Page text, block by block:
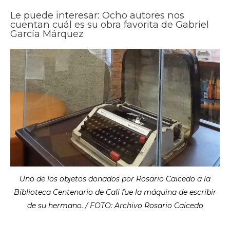
Le puede interesar: Ocho autores nos
cuentan cuál es su obra favorita de Gabriel
García Márquez
Uno de los objetos donados por Rosario Caicedo a la
Biblioteca Centenario de Cali fue la máquina de escribir
de su hermano. / FOTO: Archivo Rosario Caicedo